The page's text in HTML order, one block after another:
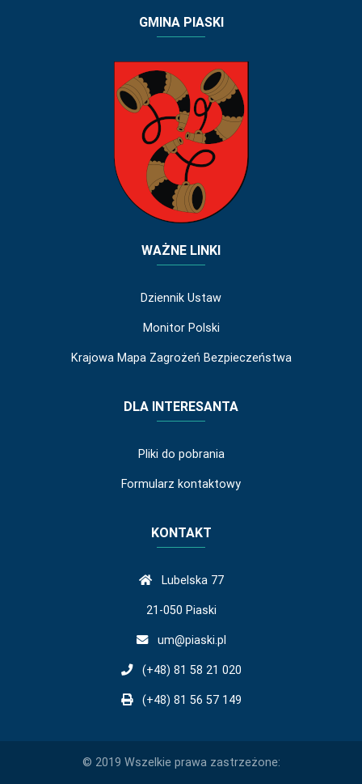
GMINA PIASKI
WAŻNE LINKI
Dziennik Ustaw
Monitor Polski
Krajowa Mapa Zagrożeń Bezpieczeństwa
DLA INTERESANTA
Pliki do pobrania
Formularz kontaktowy
KONTAKT
Lubelska 77
21-050 Piaski
um@piaski.pl
(+48) 81 58 21 020
(+48) 81 56 57 149
© 2019 Wszelkie prawa zastrzeżone: